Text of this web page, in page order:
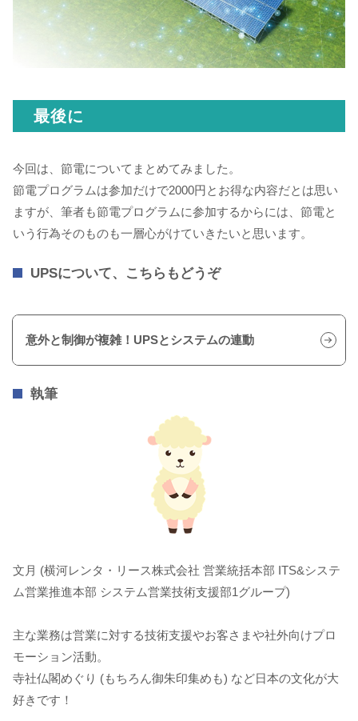
最後に
今回は、節電についてまとめてみました。
節電プログラムは参加だけで2000円とお得な内容だとは思い
ますが、筆者も節電プログラムに参加するからには、節電と
いう行為そのものも一層心がけていきたいと思います。
UPSについて、こちらもどうぞ
意外と制御が複雑！UPSとシステムの連動
執筆
文月 (横河レンタ・リース株式会社 営業統括本部 ITS&システ
ム営業推進本部 システム営業技術支援部1グループ)
主な業務は営業に対する技術支援やお客さまや社外向けプロ
モーション活動。
寺社仏閣めぐり (もちろん御朱印集めも) など日本の文化が大
好きです！